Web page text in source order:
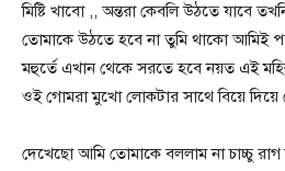
মিষ্টি খাবো ,, অন্তরা কেবলি উঠতে যাবে
তোমাকে উঠতে হবে না তুমি থাকো আমিই
মহুর্তে এখান থেকে সরতে হবে নয়ত এই
ওই গোমরা মুখো লোকটার সাথে বিয়ে দিয়ে
দেখেছো আমি তোমাকে বললাম না চাচ্চু